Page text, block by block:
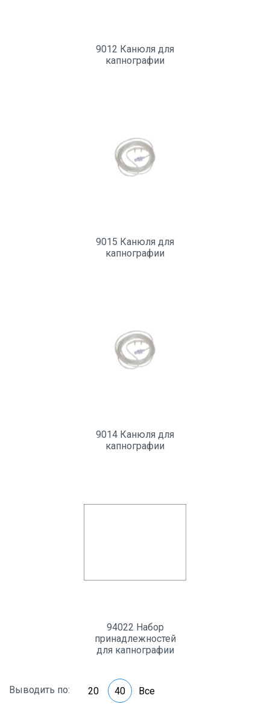
9012 Канюля для
капнографии
9015 Канюля для
капнографии
9014 Канюля для
капнографии
94022 Набор
принадлежностей
для капнографии
Выводить по: 20 40 Все